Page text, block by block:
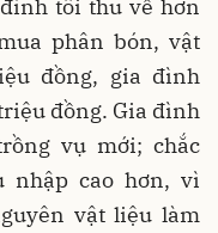
tôi thu về hơn
phân bón, vật
đồng, gia đình
đồng. Gia đình
vụ mới; chắc
nhập cao hơn, vì
vật liệu làm